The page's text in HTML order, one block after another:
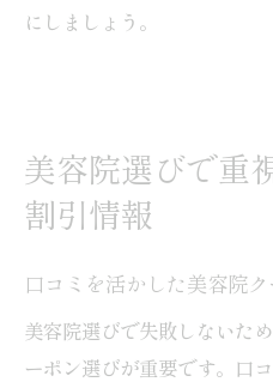
にしましょう。
美容院選びで重
割引情報
口コミを活かした美容院
美容院選びで失敗しないた
ーポン選びが重要です。口